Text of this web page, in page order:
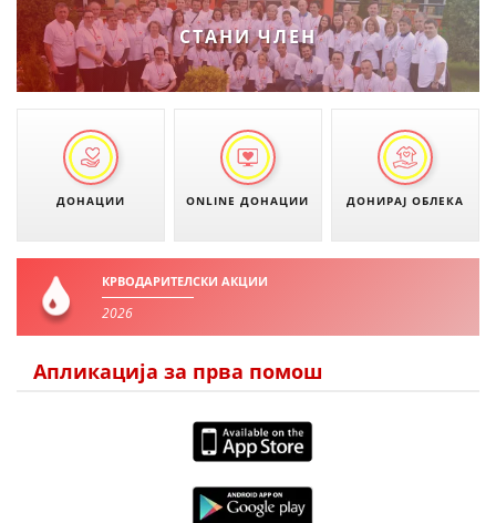
СТРУКТУРА И ОРГАНИЗАЦИОНА ПОСТАВЕНОСТ
ДИСЕМИНАЦИЈА
ПРОМОЦИЈА НА ХУМАНИ ВРЕДНОСТИ
УПОТРЕБА И ЗАШТИТА НА АМБЛЕМОТ
ПОДГОТВЕНОСТ И ДЕЈСТВО ПРИ КАТАСТРОФИ
ОДНОСИ СО ЈАВНОСТ
МЕЃУНАРОДНА СОРАБОТКА
СТАНИ ЧЛЕН
ДОНАЦИИ ONLINE ДОНАЦИИ ДОНИРАЈ ОБЛЕКА
КРВОДАРИТЕЛСКИ АКЦИИ
2026
Апликација за прва помош